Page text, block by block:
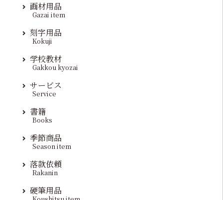
画材用品
Gazai item
刻字用品
Kokuji
学校教材
Gakkou kyozai
サービス
Service
書籍
Books
季節商品
Season item
落款依頼
Rakanin
硬筆用品